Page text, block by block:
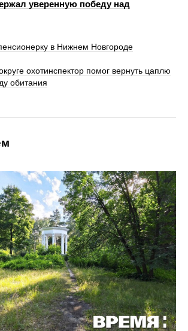
уверенную победу над
в Нижнем Новгороде
охотинспектор помог вернуть цаплю
обитания